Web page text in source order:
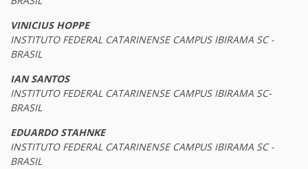
VINICIUS HOPPE
INSTITUTO FEDERAL CATARINENSE CAMPUS IBIRAMA SC -
BRASIL
IAN SANTOS
INSTITUTO FEDERAL CATARINENSE CAMPUS IBIRAMA SC-
BRASIL
EDUARDO STAHNKE
INSTITUTO FEDERAL CATARINENSE CAMPUS IBIRAMA SC -
BRASIL